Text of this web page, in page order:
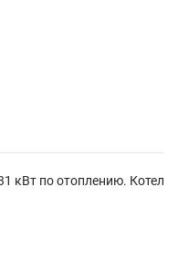
кВт по отоплению. Котел